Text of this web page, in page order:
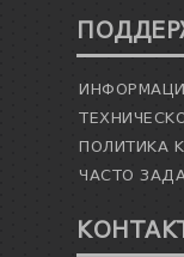
ОТЧЁТ ДЛЯ
ПАРЛАМЕНТУ
ТРЕБОВАНИЯ
УПОЛНОМОЧЕННЫЙ
ПРАВИЛА
ПОЛИТИКА
ЧАСТО